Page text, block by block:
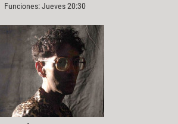
Funciones: Jueves 20:30